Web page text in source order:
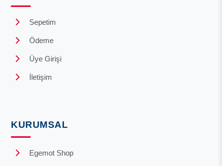
Sepetim
Ödeme
Üye Girişi
İletişim
KURUMSAL
Egemot Shop